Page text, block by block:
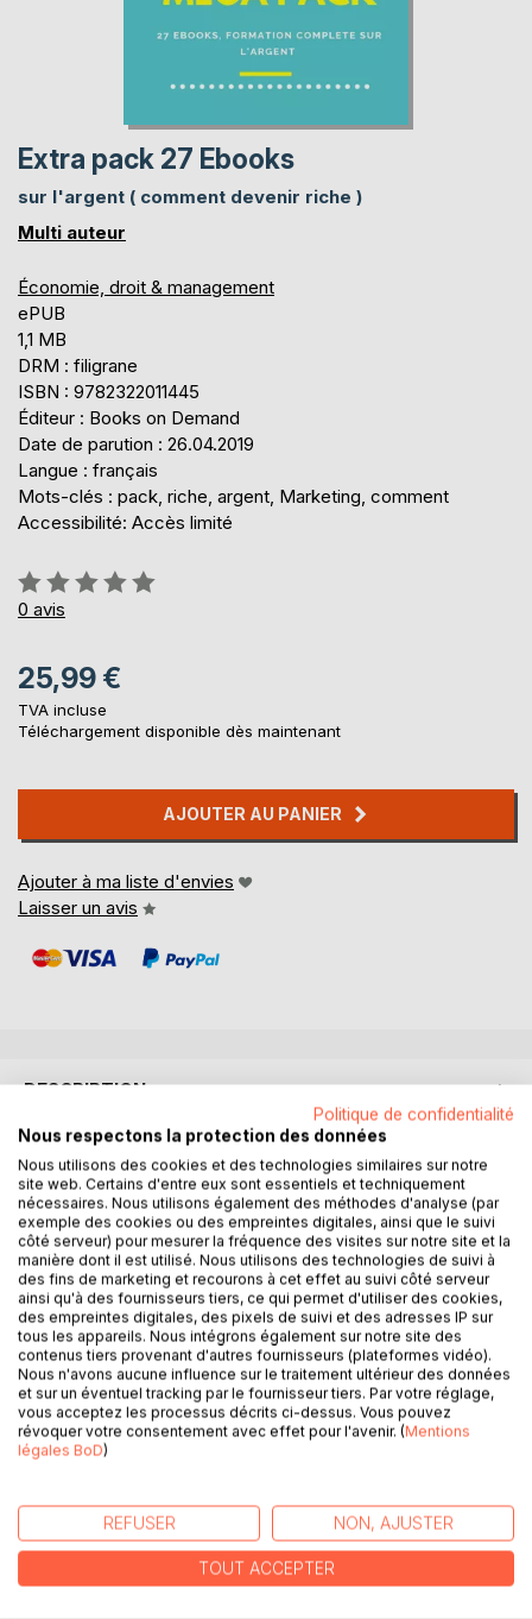
Extra pack 27 Ebooks
sur l'argent ( comment devenir riche )
Multi auteur
Économie, droit & management
ePUB
1,1 MB
DRM : filigrane
ISBN : 9782322011445
Éditeur : Books on Demand
Date de parution : 26.04.2019
Langue : français
Mots-clés : pack, riche, argent, Marketing, comment
Accessibilité: Accès limité
Évaluation:
0%
0 avis
25,99 €
TVA incluse
Téléchargement disponible dès maintenant
AJOUTER AU PANIER
Ajouter à ma liste d'envies
Laisser un avis
DESCRIPTION
Méga pack d'e-books, excellent pour se former, ce méga
pack peut comporter des erreurs mais leur contenu vaux
de l'or !
Voici la liste des e-books présents :
82 techniques pour plus d'argent
Adhésion des bénéfices de sites
Affiliation l'avalanche des revenus.
Alliances secrètes pour générer des revenus
Auto-pilote des profits
Comment monétiser sa liste e-mail ?
Conseils pour économiser et investir
Copywriting
Blog rentable enfin
Gagné sa vie en ligne
La machine a cash sur fiverr
Finance familiale
Politique de confidentialité
Nous respectons la protection des données
Nous utilisons des cookies et des technologies similaires sur notre
site web. Certains d'entre eux sont essentiels et techniquement
nécessaires. Nous utilisons également des méthodes d'analyse (par
exemple des cookies ou des empreintes digitales, ainsi que le suivi
côté serveur) pour mesurer la fréquence des visites sur notre site et la
manière dont il est utilisé. Nous utilisons des technologies de suivi à
des fins de marketing et recourons à cet effet au suivi côté serveur
ainsi qu'à des fournisseurs tiers, ce qui permet d'utiliser des cookies,
des empreintes digitales, des pixels de suivi et des adresses IP sur
tous les appareils. Nous intégrons également sur notre site des
contenus tiers provenant d'autres fournisseurs (plateformes vidéo).
Nous n'avons aucune influence sur le traitement ultérieur des données
et sur un éventuel tracking par le fournisseur tiers. Par votre réglage,
vous acceptez les processus décrits ci-dessus. Vous pouvez
révoquer votre consentement avec effet pour l'avenir. (Mentions
légales BoD)
REFUSER NON, AJUSTER
TOUT ACCEPTER